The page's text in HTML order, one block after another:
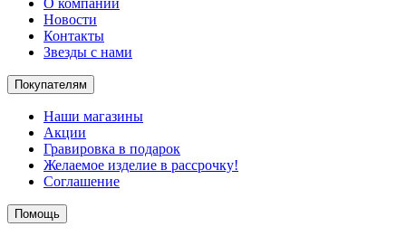
О компании
Новости
Контакты
Звезды с нами
Покупателям
Наши магазины
Акции
Гравировка в подарок
Желаемое изделие в рассрочку!
Соглашение
Помощь